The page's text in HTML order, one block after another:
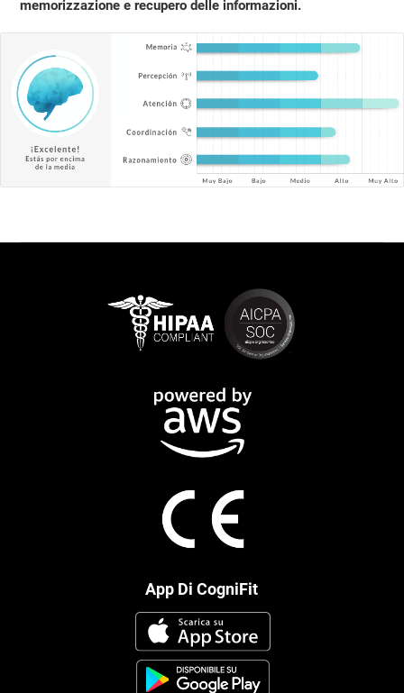
memorizzazione e recupero delle informazioni.
App Di CogniFit